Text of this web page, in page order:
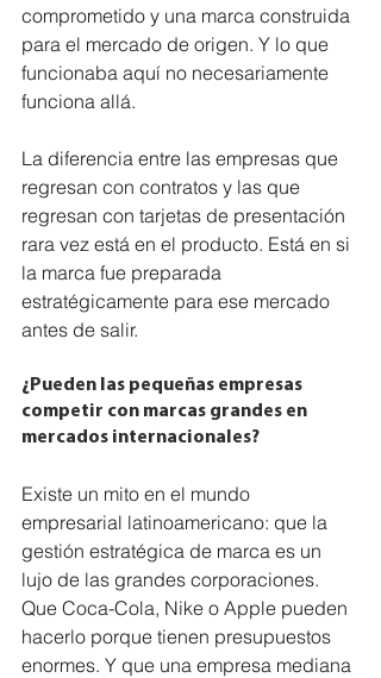
comprometido y una marca construida
para el mercado de origen. Y lo que
funcionaba aquí no necesariamente
funciona allá.
La diferencia entre las empresas que
regresan con contratos y las que
regresan con tarjetas de presentación
rara vez está en el producto. Está en si
la marca fue preparada
estratégicamente para ese mercado
antes de salir.
¿Pueden las pequeñas empresas
competir con marcas grandes en
mercados internacionales?
Existe un mito en el mundo
empresarial latinoamericano: que la
gestión estratégica de marca es un
lujo de las grandes corporaciones.
Que Coca-Cola, Nike o Apple pueden
hacerlo porque tienen presupuestos
enormes. Y que una empresa mediana